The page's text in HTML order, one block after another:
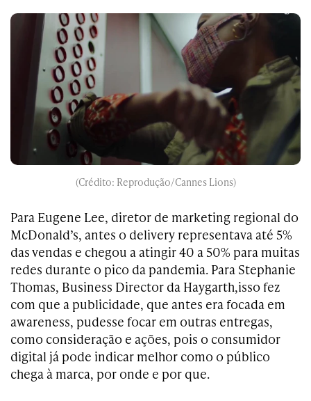
(Crédito: Reprodução/Cannes Lions)
Para Eugene Lee, diretor de marketing regional do
McDonald’s, antes o delivery representava até 5%
das vendas e chegou a atingir 40 a 50% para muitas
redes durante o pico da pandemia. Para Stephanie
Thomas, Business Director da Haygarth,isso fez
com que a publicidade, que antes era focada em
awareness, pudesse focar em outras entregas,
como consideração e ações, pois o consumidor
digital já pode indicar melhor como o público
chega à marca, por onde e por que.